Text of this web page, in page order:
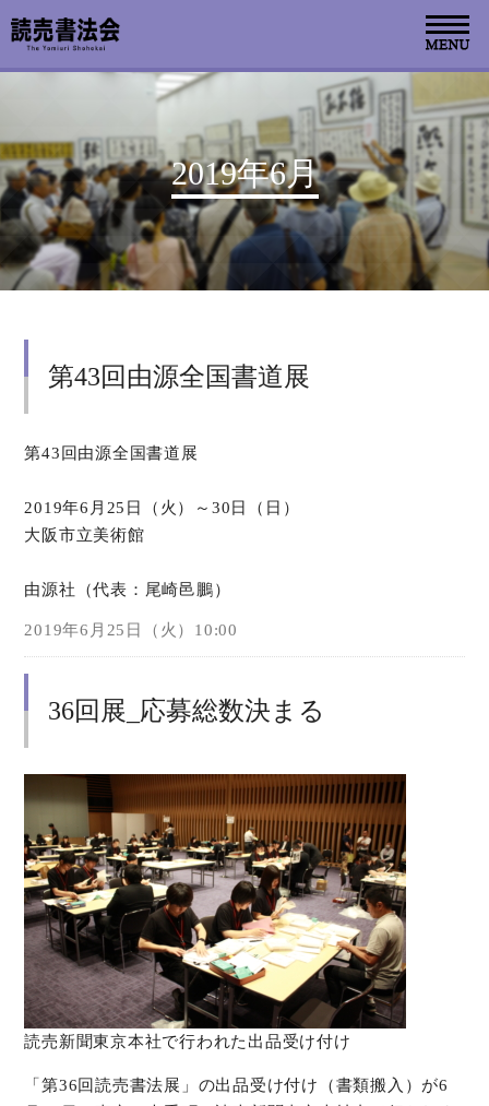
2019年6月
第43回由源全国書道展
第43回由源全国書道展
2019年6月25日（火）～30日（日）
大阪市立美術館
由源社（代表：尾崎邑鵬）
2019年6月25日（火）10:00
36回展_応募総数決まる
読売新聞東京本社で行われた出品受け付け
「第36回読売書法展」の出品受け付け（書類搬入）が6
お知らせ
読売書法会について
読売書法展
関連書道展
お問い合わせ